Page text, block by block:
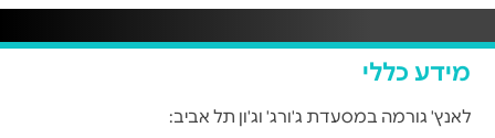
מידע כללי
לאנץ' גורמה במסעדת ג'ורג' וג'ון תל אביב: